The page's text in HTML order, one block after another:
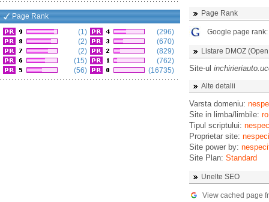
Page Rank
(1)
(2)
(2)
(15)
(56)
(296)
(670)
(829)
(762)
(16735)
Page Rank
Google page rank:
Listare DMOZ
Site-ul
Alte detalii
Varsta domeniu:
Site in limba/limbile: ro
Tipul scriptului:
Proprietar site:
Site power by:
Site Plan: Standard
Unelte SEO
View cached page